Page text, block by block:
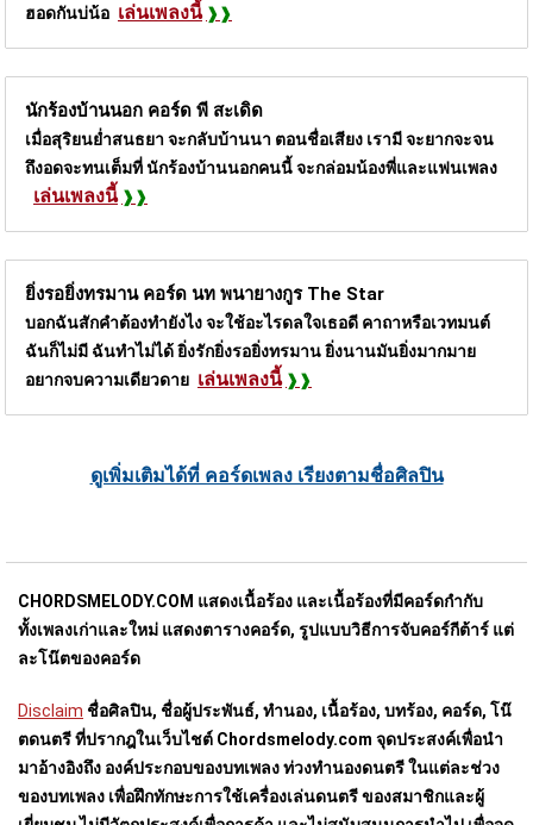
ฮอดกันบ่น้อ เล่นเพลงนี้
นักร้องบ้านนอก คอร์ด พี สะเดิด
เมื่อสุริยนย่ำสนธยา จะกลับบ้านนา ตอนชื่อเสียง เรามี จะยากจะจน
ถึงอดจะทนเต็มที่ นักร้องบ้านนอกคนนี้ จะกล่อมน้องพี่และแฟนเพลง
เล่นเพลงนี้
ยิ่งรอยิ่งทรมาน คอร์ด นท พนายางกูร The Star
บอกฉันสักคำต้องทำยังไง จะใช้อะไรดลใจเธอดี คาถาหรือเวทมนต์
ฉันก็ไม่มี ฉันทำไม่ได้ ยิ่งรักยิ่งรอยิ่งทรมาน ยิ่งนานมันยิ่งมากมาย
อยากจบความเดียวดาย เล่นเพลงนี้
ดูเพิ่มเติมได้ที่ คอร์ดเพลง เรียงตามชื่อศิลปิน
CHORDSMELODY.COM แสดงเนื้อร้อง และเนื้อร้องที่มีคอร์ดกำกับ
ทั้งเพลงเก่าและใหม่ แสดงตารางคอร์ด, รูปแบบวิธีการจับคอร์กีต้าร์ แต่
ละโน๊ตของคอร์ด
Disclaim ชื่อศิลปิน, ชื่อผู้ประพันธ์, ทำนอง, เนื้อร้อง, บทร้อง, คอร์ด, โน๊
ตดนตรี ที่ปรากฎในเว็บไชต์ Chordsmelody.com จุดประสงค์เพื่อนำ
มาอ้างอิงถึง องค์ประกอบของบทเพลง ท่วงทำนองดนตรี ในแต่ละช่วง
ของบทเพลง เพื่อฝึกทักษะการใช้เครื่องเล่นดนตรี ของสมาชิกและผู้